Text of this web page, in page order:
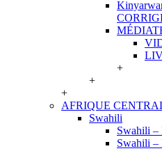
+
+
+
AFRIQUE
Swahili
Swahili –
Swahili –